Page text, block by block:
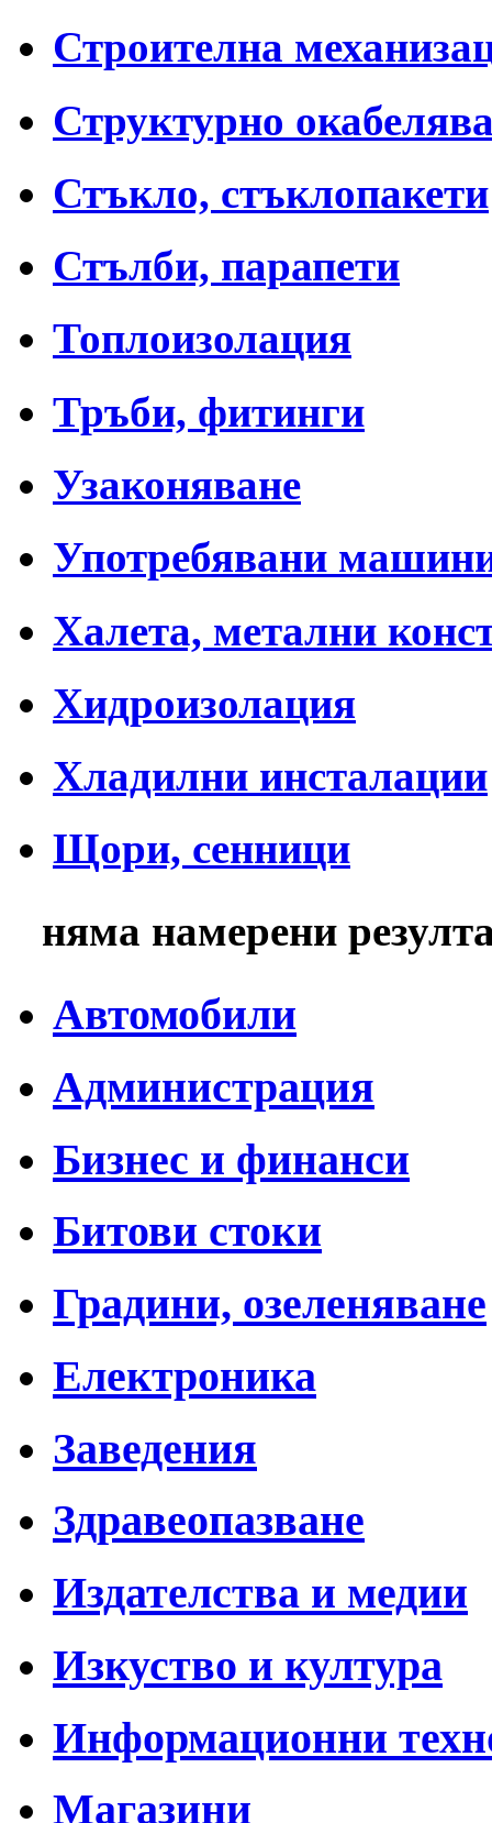
Строителна
Структурно
Стъкло, стъклопакети
Стълби, парапети
Топлоизолация
Тръби, фитинги
Узаконяване
Употребявани
Халета, метални
Хидроизолация
Хладилни инсталации
Щори, сенници
няма намерени
Автомобили
Администрация
Бизнес и финанси
Битови стоки
Градини, озеленяване
Електроника
Заведения
Здравеопазване
Издателства и медии
Изкуство и култура
Информационни
Магазини